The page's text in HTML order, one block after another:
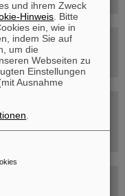
und ihrem Zweck
Hinweis . Bitte
ein, wie in
indem Sie auf
um die
Webseiten zu
Einstellungen
Ausnahme